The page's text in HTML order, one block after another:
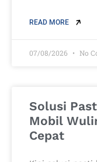
READ MORE
07/08/2026 No
Solusi
Mobil
Cepat